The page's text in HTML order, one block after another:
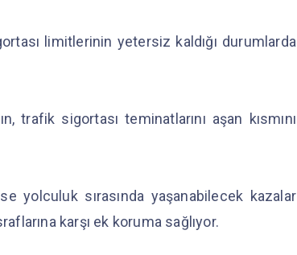
limitlerinin yetersiz kaldığı durumlarda
sigortası teminatlarını aşan kısmını
yolculuk sırasında yaşanabilecek kazalar
karşı ek koruma sağlıyor.